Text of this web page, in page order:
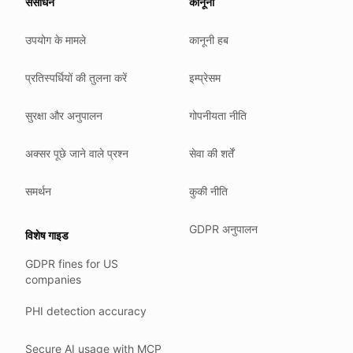
We do not train models on your text.
We store your files in Germany.
You own your work.
Hetzner holds ISO 27001 certification.
Backups run every day.
Need help?
support@anonym.legal
We reply within one business day.
उपयोग के मामले
प्रतिस्पर्धियों की तुलना करें
सुरक्षा और अनुपालन
अक्सर पूछे जाने वाले प्रश्न
समर्थन
विशेष गाइड
GDPR fines for US
companies
PHI detection accuracy
Secure AI usage with MCP
कानूनी हब
इम्प्रेसम
गोपनीयता नीति
सेवा की शर्तें
कुकी नीति
GDPR अनुपालन